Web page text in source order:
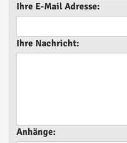
Ihre E-Mail Adresse:
Ihre Nachricht:
Anhänge: